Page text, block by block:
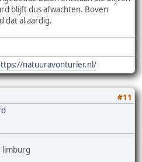
blijft dus afwachten. Boven
dat al aardig.
natuuravonturier.nl/
#11
limburg